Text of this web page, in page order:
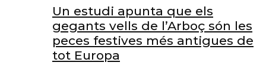
Un estudi apunta que els
gegants vells de l’Arboç són les
peces festives més antigues de
tot Europa